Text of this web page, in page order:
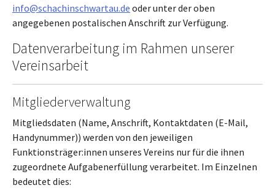
info@schachinschwartau.de oder unter der oben
angegebenen postalischen Anschrift zur Verfügung.
Datenverarbeitung im Rahmen unserer
Vereinsarbeit
Mitgliederverwaltung
Mitgliedsdaten (Name, Anschrift, Kontaktdaten (E-Mail,
Handynummer)) werden von den jeweiligen
Funktionsträger:innen unseres Vereins nur für die ihnen
zugeordnete Aufgabenerfüllung verarbeitet. Im Einzelnen
bedeutet dies: